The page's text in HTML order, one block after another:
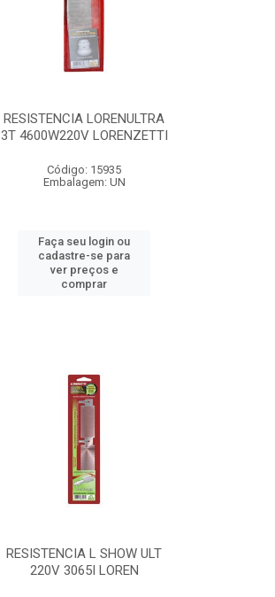
RESISTENCIA LORENULTRA
3T 4600W220V LORENZETTI
Código: 15935
Embalagem: UN
Faça seu login ou
cadastre-se para
ver preços e
comprar
RESISTENCIA L SHOW ULT
220V 3065I LOREN